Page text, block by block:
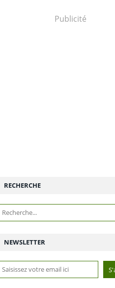
Publicité
NEWSLETTER
RECHERCHE